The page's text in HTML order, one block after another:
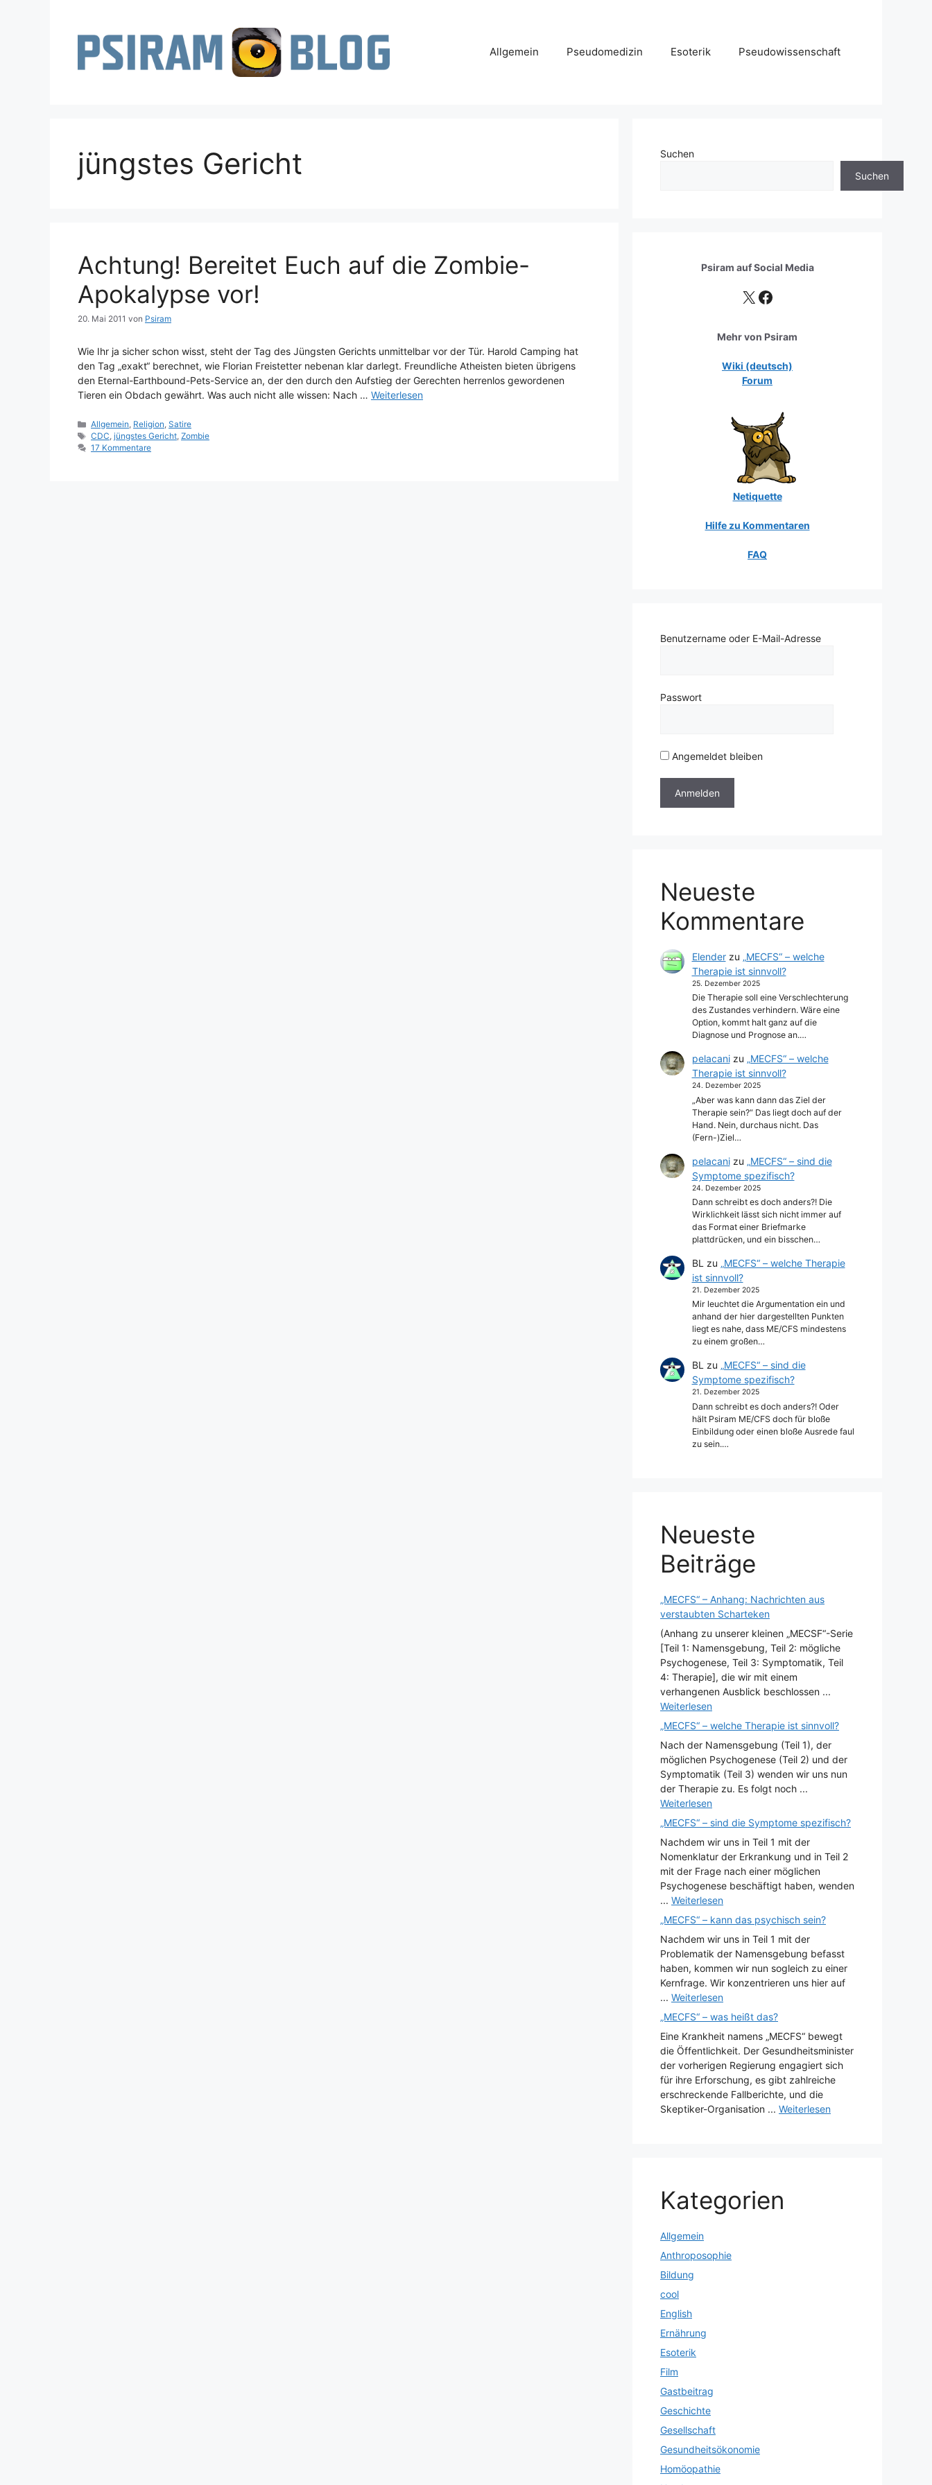
Allgemein Pseudomedizin Esoterik Pseudowissenschaft
jüngstes Gericht
Achtung! Bereitet Euch auf die Zombie-
Apokalypse vor!
20. Mai 2011 von Psiram
Wie Ihr ja sicher schon wisst, steht der Tag des Jüngsten Gerichts unmittelbar vor der Tür. Harold Camping hat
den Tag „exakt“ berechnet, wie Florian Freistetter nebenan klar darlegt. Freundliche Atheisten bieten übrigens
den Eternal-Earthbound-Pets-Service an, der den durch den Aufstieg der Gerechten herrenlos gewordenen
Tieren ein Obdach gewährt. Was auch nicht alle wissen: Nach … Weiterlesen
Kategorien
Allgemein, Religion,Satire
Schlagwörter
CDC,jüngstes Gericht,Zombie
17 Kommentare
Suchen
Suchen
Psiram aufSocial Media
X Facebook
Mehr von Psiram
Wiki (deutsch)
Forum
Netiquette
Hilfe zu Kommentaren
FAQ
Benutzername oder E-Mail-Adresse
Passwort
Angemeldet bleiben
Neueste
Kommentare
Elenderzu „MECFS“ – welche
Therapie ist sinnvoll?
25. Dezember 2025
Die Therapie soll eine Verschlechterung
des Zustandes verhindern. Wäre eine
Option, kommt halt ganz auf die
Diagnose und Prognose an.…
pelacanizu „MECFS“ – welche
Therapie ist sinnvoll?
24. Dezember 2025
„Aber was kann dann das Ziel der
Therapie sein?“ Das liegt doch auf der
Hand. Nein, durchaus nicht. Das
(Fern-)Ziel…
pelacanizu „MECFS“ – sind die
Symptome spezifisch?
24. Dezember 2025
Dann schreibt es doch anders?! Die
Wirklichkeit lässt sich nicht immer auf
das Format einer Briefmarke
plattdrücken, und ein bisschen…
BL zu „MECFS“ – welche Therapie
ist sinnvoll?
21. Dezember 2025
Mir leuchtet die Argumentation ein und
anhand der hier dargestellten Punkten
liegt es nahe, dass ME/CFS mindestens
zu einem großen…
BL zu „MECFS“ – sind die
Symptome spezifisch?
21. Dezember 2025
Dann schreibt es doch anders?! Oder
hält Psiram ME/CFS doch für bloße
Einbildung oder einen bloße Ausrede faul
zu sein.…
Neueste
Beiträge
„MECFS“ – Anhang: Nachrichten aus
verstaubten Scharteken
(Anhang zu unserer kleinen „MECSF“-Serie
[Teil 1: Namensgebung, Teil 2: mögliche
Psychogenese, Teil 3: Symptomatik, Teil
4: Therapie], die wir mit einem
verhangenen Ausblick beschlossen ...
Weiterlesen
„MECFS“ – welche Therapie ist sinnvoll?
Nach der Namensgebung (Teil 1), der
möglichen Psychogenese (Teil 2) und der
Symptomatik (Teil 3) wenden wir uns nun
der Therapie zu. Es folgt noch ...
Weiterlesen
„MECFS“ – sind die Symptome spezifisch?
Nachdem wir uns in Teil 1 mit der
Nomenklatur der Erkrankung und in Teil 2
mit der Frage nach einer möglichen
Psychogenese beschäftigt haben, wenden
... Weiterlesen
„MECFS“ – kann das psychisch sein?
Nachdem wir uns in Teil 1 mit der
Problematik der Namensgebung befasst
haben, kommen wir nun sogleich zu einer
Kernfrage. Wir konzentrieren uns hier auf
... Weiterlesen
„MECFS“ – was heißt das?
Eine Krankheit namens „MECFS“ bewegt
die Öffentlichkeit. Der Gesundheitsminister
der vorherigen Regierung engagiert sich
für ihre Erforschung, es gibt zahlreiche
erschreckende Fallberichte, und die
Skeptiker-Organisation ... Weiterlesen
Kategorien
Allgemein
Anthroposophie
Bildung
cool
English
Ernährung
Esoterik
Film
Gastbeitrag
Geschichte
Gesellschaft
Gesundheitsökonomie
Homöopathie